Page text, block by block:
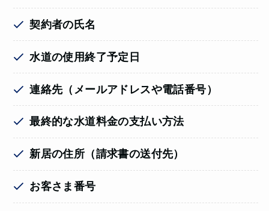
契約者の氏名
水道の使用終了予定日
連絡先（メールアドレスや電話番号）
最終的な水道料金の支払い方法
新居の住所（請求書の送付先）
お客さま番号